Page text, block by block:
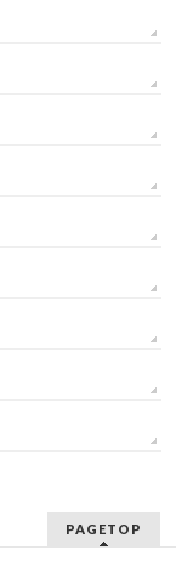
PAGETOP